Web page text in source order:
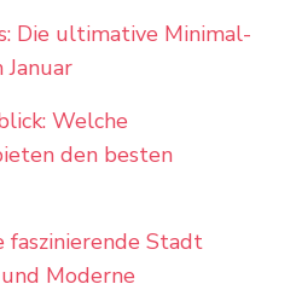
Die ultimative Minimal-
Welche
den besten
faszinierende Stadt
Moderne